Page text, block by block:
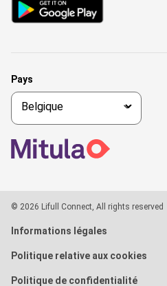
Pays
© 2026 Lifull Connect, All rights reserved
Informations légales
Politique relative aux cookies
Politique de confidentialité